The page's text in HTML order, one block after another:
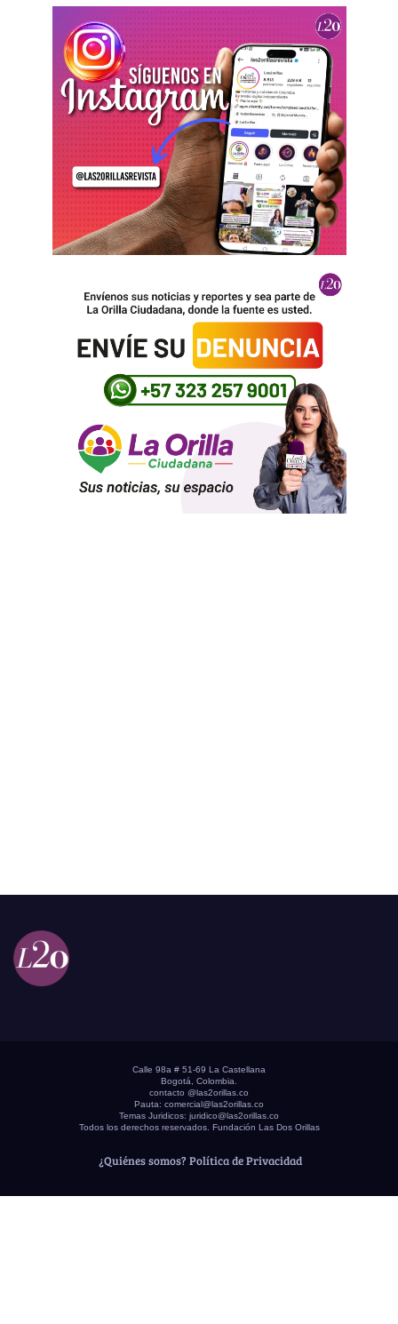
Calle 98a # 51-69 La Castellana
Bogotá, Colombia.
contacto @las2orillas.co
Pauta: comercial@las2orillas.co
Temas Juridicos: juridico@las2orillas.co
Todos los derechos reservados. Fundación Las Dos Orillas
¿Quiénes somos? Política de Privacidad